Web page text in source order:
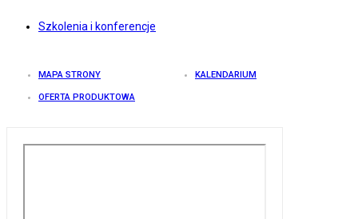
Szkolenia i konferencje
MAPA STRONY KALENDARIUM
OFERTA PRODUKTOWA